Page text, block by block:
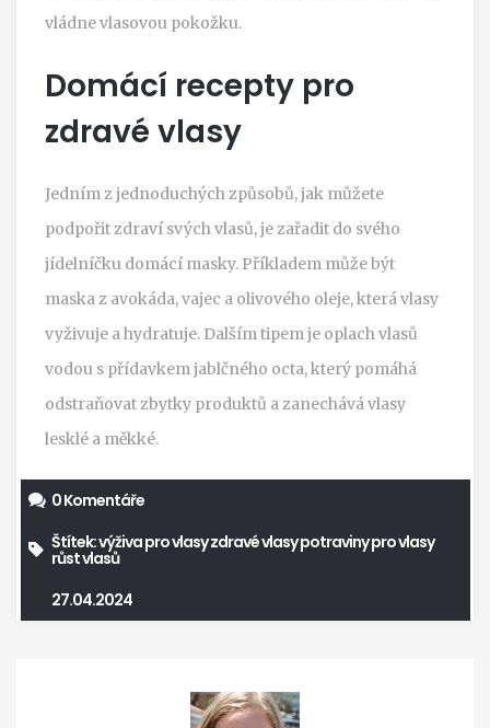
vládne vlasovou pokožku.
Domácí recepty pro
zdravé vlasy
Jedním z jednoduchých způsobů, jak můžete
podpořit zdraví svých vlasů, je zařadit do svého
jídelníčku domácí masky. Příkladem může být
maska z avokáda, vajec a olivového oleje, která vlasy
vyživuje a hydratuje. Dalším tipem je oplach vlasů
vodou s přídavkem jablčného octa, který pomáhá
odstraňovat zbytky produktů a zanechává vlasy
lesklé a měkké.
0 Komentáře
Štítek:výživa pro vlasyzdravé vlasypotraviny pro vlasy
růst vlasů
27.04.2024